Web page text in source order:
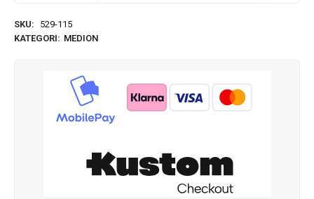
SKU:
529-115
KATEGORI: MEDION